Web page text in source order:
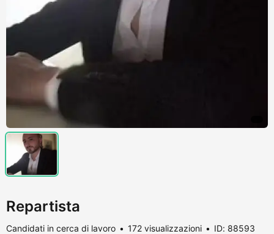
Repartista
Candidati in cerca di lavoro 172 visualizzazioni ID: 88593